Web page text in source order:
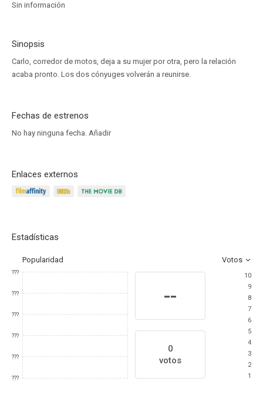
Sin información
Sinopsis
Carlo, corredor de motos, deja a su mujer por otra, pero la relación
acaba pronto. Los dos cónyuges volverán a reunirse.
Fechas de estrenos
No hay ninguna fecha. Añadir
Enlaces externos
Estadísticas
Popularidad Votos
???
???
???
???
???
???
--
0
votos
10
9
8
7
6
5
4
3
2
1